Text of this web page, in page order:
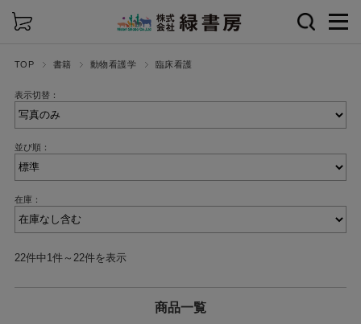
TOP 書籍 動物看護学 臨床看護
表示切替：
並び順：
在庫：
22件中1件～22件を表示
商品一覧